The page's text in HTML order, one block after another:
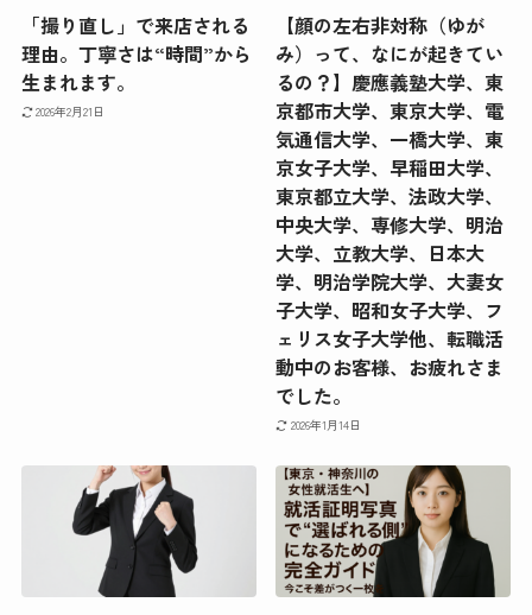
「撮り直し」で来店される
理由。丁寧さは“時間”から
生まれます。
2026年2月21日
【顔の左右非対称（ゆが
み）って、なにが起きてい
るの？】慶應義塾大学、東
京都市大学、東京大学、電
気通信大学、一橋大学、東
京女子大学、早稲田大学、
東京都立大学、法政大学、
中央大学、専修大学、明治
大学、立教大学、日本大
学、明治学院大学、大妻女
子大学、昭和女子大学、フ
ェリス女子大学他、転職活
動中のお客様、お疲れさま
でした。
2026年1月14日